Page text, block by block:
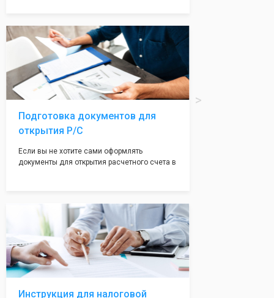
вам поможем с помощью изготовления
печати по индивидуальному эскизу, который
Вы выберете сами из нашего каталога.
Подготовка документов для
открытия Р/С
Если вы не хотите сами оформлять
документы для открытия расчетного счета в
открытия счета, с минимальным затратом
вашего времени и сил!
Инструкция для налоговой